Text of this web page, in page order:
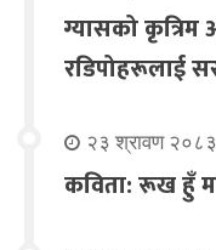
ग्यासको कृत्रिम
रडिपोहरूलाई
२३ श्रावण
कविता: रूख हुँ